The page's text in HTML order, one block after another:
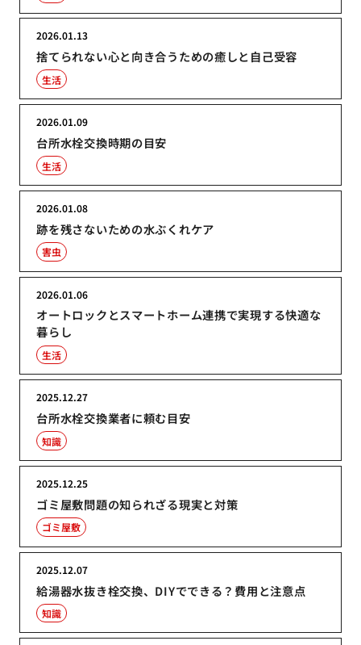
捨てられない心と向き合うための癒しと自己受容
2026.01.13
生活
台所水栓交換時期の目安
2026.01.09
生活
跡を残さないための水ぶくれケア
2026.01.08
害虫
オートロックとスマートホーム連携で実現する快適な
暮らし
2026.01.06
生活
台所水栓交換業者に頼む目安
2025.12.27
知識
ゴミ屋敷問題の知られざる現実と対策
2025.12.25
ゴミ屋敷
給湯器水抜き栓交換、DIYでできる？費用と注意点
2025.12.07
知識